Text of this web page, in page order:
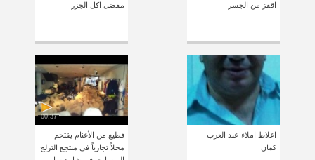
اقفز من الجسر مفضل اكل الجزر
اغلاط املاء عند العرب
كمان
00:37
قطيع من الأغنام يقتحم
محلاً تجارياً في منتجع التزلج